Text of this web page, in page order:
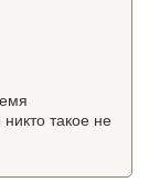
такое не